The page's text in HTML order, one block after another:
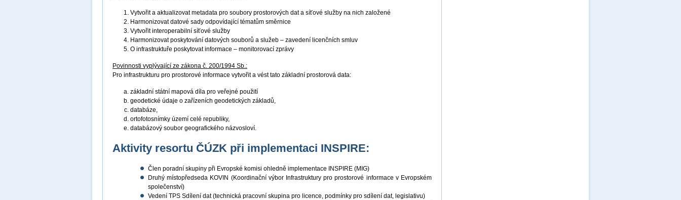
Vytvořit a aktualizovat metadata pro soubory prostorových dat a síťové služby na nich založené
Harmonizovat datové sady odpovídající tématům směrnice
Vytvořit interoperabilní síťové služby
Harmonizovat poskytování datových souborů a služeb – zavedení licenčních smluv
O infrastruktuře poskytovat informace – monitorovací zprávy
Povinnosti vyplývající ze zákona č. 200/1994 Sb.:
Pro infrastrukturu pro prostorové informace vytvořit a vést tato základní prostorová data:
základní státní mapová díla pro veřejné použití
geodetické údaje o zařízeních geodetických základů,
databáze,
ortofotosnímky území celé republiky,
databázový soubor geografického názvosloví.
Aktivity resortu ČÚZK při implementaci INSPIRE:
Člen poradní skupiny při Evropské komisi ohledně implementace INSPIRE (MIG)
Druhý místopředseda KOVIN (Koordinační výbor Infrastruktury pro prostorové informace v Evropském
společenství)
Vedení TPS Sdílení dat (technická pracovní skupina pro licence, podmínky pro sdílení dat, legislativu)